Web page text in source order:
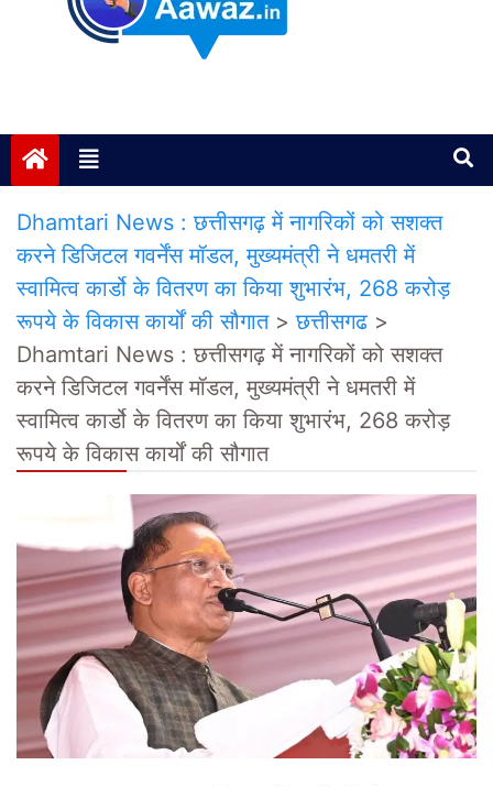
Dhamtari News : छत्तीसगढ़ में नागरिकों को सशक्त
करने डिजिटल गवर्नेंस मॉडल, मुख्यमंत्री ने धमतरी में
स्वामित्व कार्डो के वितरण का किया शुभारंभ, 268 करोड़
रूपये के विकास कार्यों की सौगात>छत्तीसगढ >
Dhamtari News : छत्तीसगढ़ में नागरिकों को सशक्त
करने डिजिटल गवर्नेंस मॉडल, मुख्यमंत्री ने धमतरी में
स्वामित्व कार्डो के वितरण का किया शुभारंभ, 268 करोड़
रूपये के विकास कार्यों की सौगात